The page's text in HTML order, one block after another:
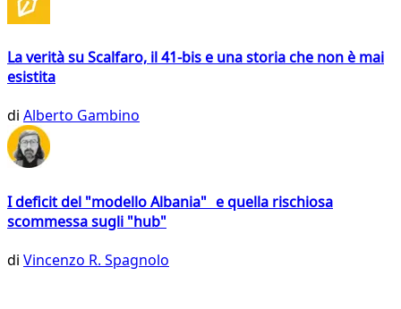
La verità su Scalfaro, il 41-bis e una storia che non è mai
esistita
di Alberto Gambino
I deficit del "modello Albania" e quella rischiosa
scommessa sugli "hub"
di Vincenzo R. Spagnolo